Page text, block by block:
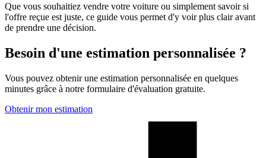
Que vous souhaitiez vendre votre voiture ou simplement savoir si
l'offre reçue est juste, ce guide vous permet d'y voir plus clair avant
de prendre une décision.
Besoin d'une estimation personnalisée ?
Vous pouvez obtenir une estimation personnalisée en quelques
minutes grâce à notre formulaire d'évaluation gratuite.
Obtenir mon estimation